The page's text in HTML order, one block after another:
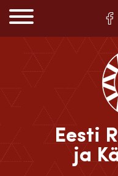
Eesti
ja